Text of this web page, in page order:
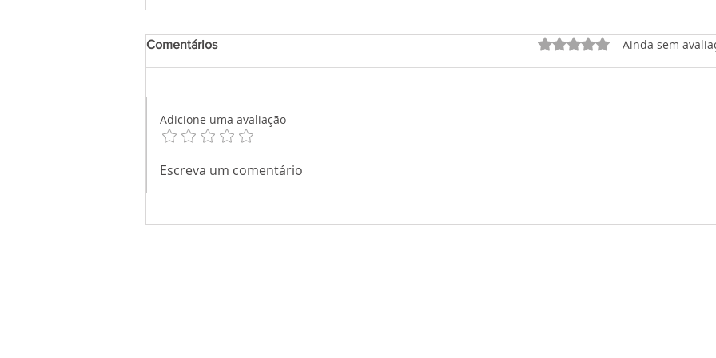
Comentários Avaliado com 0 de 5
Ainda sem
Adicione uma avaliação
Escreva um comentário